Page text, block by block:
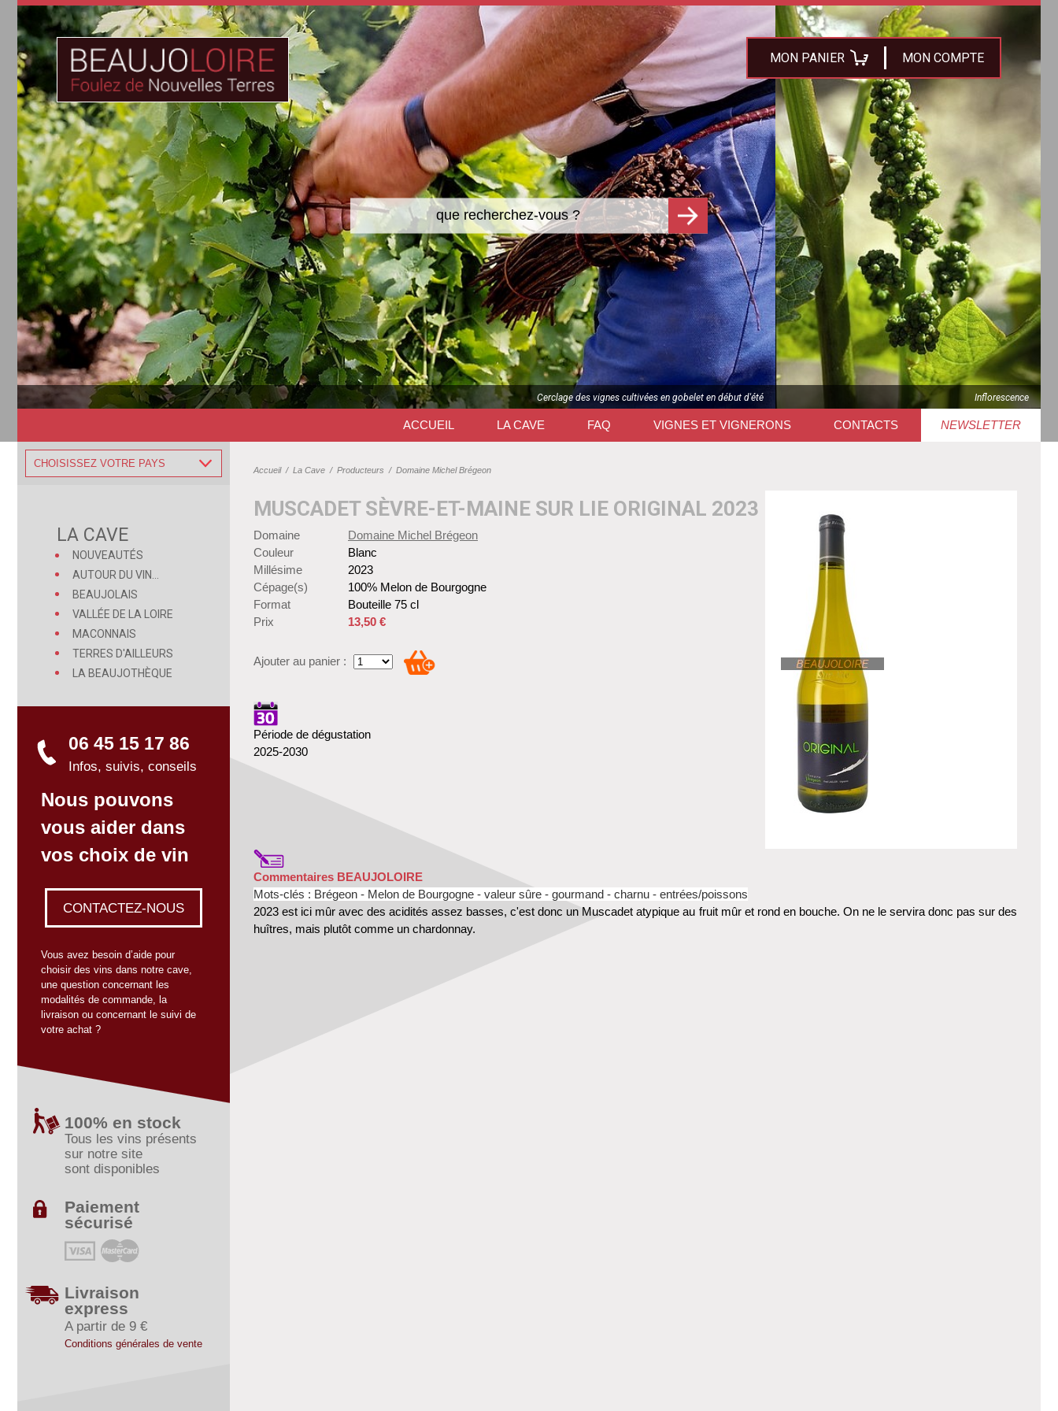
MON PANIER MON COMPTE
Cerclage des vignes cultivées en gobelet en début d'été Inflorescence
ACCUEIL LA CAVE FAQ VIGNES ET VIGNERONS CONTACTS NEWSLETTER
CHOISISSEZ VOTRE PAYS
LA CAVE
NOUVEAUTÉS
AUTOUR DU VIN...
BEAUJOLAIS
VALLÉE DE LA LOIRE
MACONNAIS
TERRES D'AILLEURS
LA BEAUJOTHÈQUE
06 45 15 17 86
Infos, suivis, conseils
Nous pouvons
vous aider dans
vos choix de vin
CONTACTEZ-NOUS
Vous avez besoin d’aide pour
choisir des vins dans notre cave,
une question concernant les
modalités de commande, la
livraison ou concernant le suivi de
votre achat ?
100% en stock
Tous les vins présents
sur notre site
sont disponibles
Paiement
sécurisé
Livraison
express
A partir de 9 €
Conditions générales de vente
Accueil/ La Cave / Producteurs / Domaine Michel Brégeon
MUSCADET SÈVRE-ET-MAINE SUR LIE ORIGINAL 2023
Domaine
Domaine Michel Brégeon
Couleur
Blanc
Millésime
2023
Cépage(s)
100% Melon de Bourgogne
Format
Bouteille 75 cl
Prix
13,50 €
Ajouter au panier :
Période de dégustation
2025-2030
Commentaires BEAUJOLOIRE
Mots-clés : Brégeon - Melon de Bourgogne - valeur sûre - gourmand - charnu - entrées/poissons
2023 est ici mûr avec des acidités assez basses, c'est donc un Muscadet atypique au fruit mûr et rond en bouche. On ne le servira donc pas sur des
huîtres, mais plutôt comme un chardonnay.